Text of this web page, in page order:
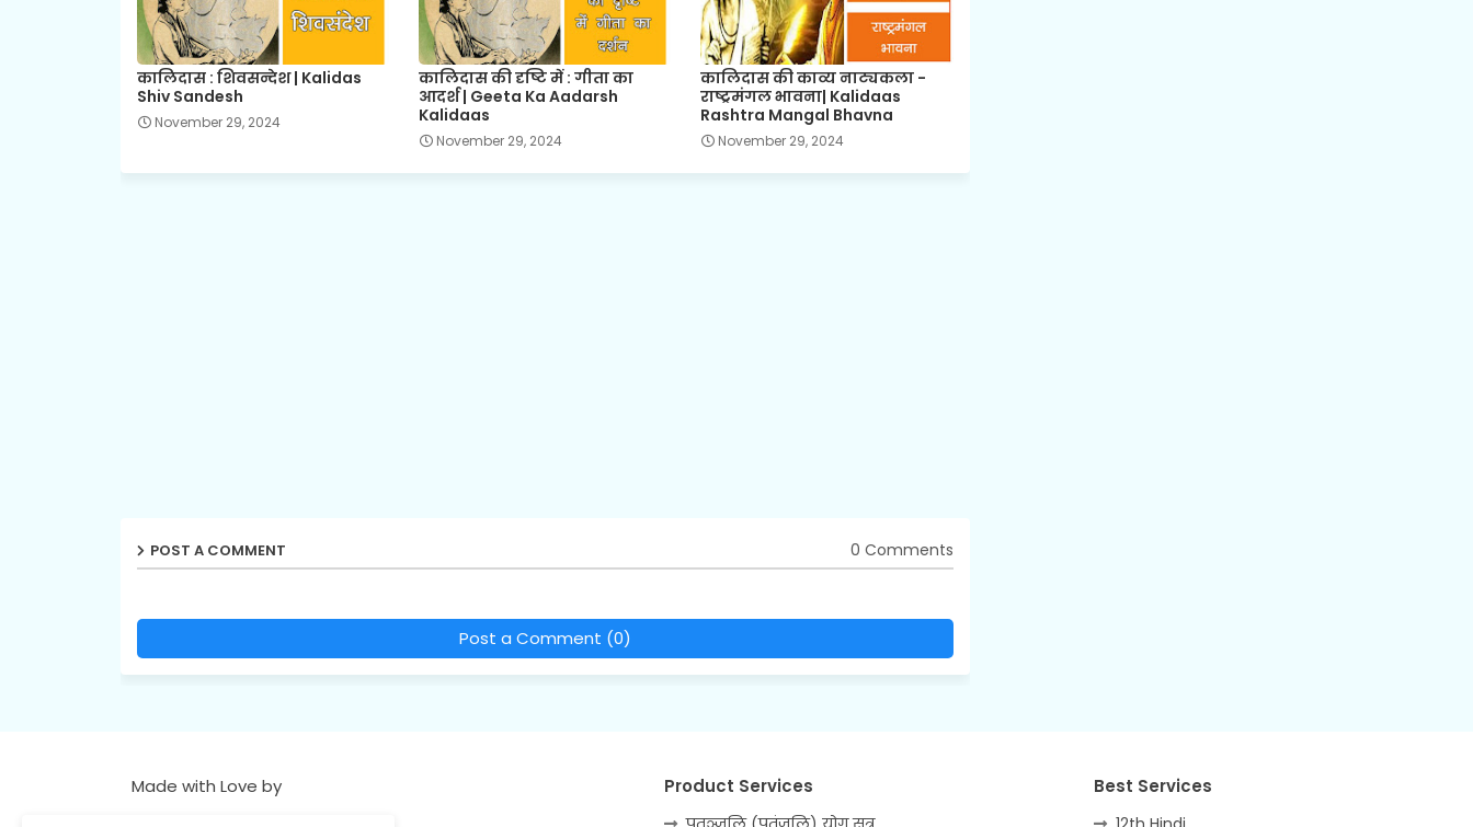
कालिदास : शिवसन्देश | Kalidas
Shiv Sandesh
November 29, 2024
कालिदास की दृष्टि में : गीता का
आदर्श | Geeta Ka Aadarsh
Kalidaas
November 29, 2024
कालिदास की काव्य नाट्यकला -
राष्ट्रमंगल भावना| Kalidaas
Rashtra Mangal Bhavna
November 29, 2024
POST A COMMENT 0 Comments
Post a Comment (0)
Made with Love by Product Services Best Services